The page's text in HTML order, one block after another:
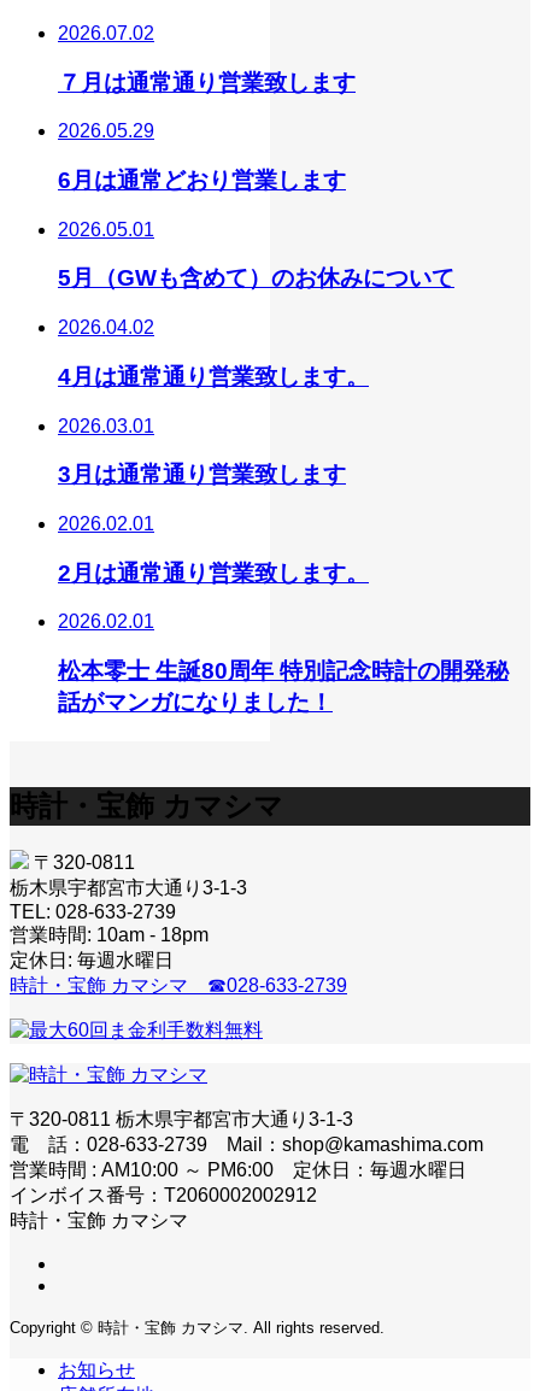
2026.07.02
７月は通常通り営業致します
2026.05.29
6月は通常どおり営業します
2026.05.01
5月（GWも含めて）のお休みについて
2026.04.02
4月は通常通り営業致します。
2026.03.01
3月は通常通り営業致します
2026.02.01
2月は通常通り営業致します。
2026.02.01
松本零士 生誕80周年 特別記念時計の開発秘
話がマンガになりました！
時計・宝飾 カマシマ
〒320-0811
栃木県宇都宮市大通り3-1-3
TEL: 028-633-2739
営業時間: 10am - 18pm
定休日: 毎週水曜日
時計・宝飾 カマシマ ☎028-633-2739
〒320-0811 栃木県宇都宮市大通り3-1-3
電 話：028-633-2739 Mail：shop@kamashima.com
営業時間 : AM10:00 ～ PM6:00 定休日：毎週水曜日
インボイス番号：T2060002002912
時計・宝飾 カマシマ
Copyright © 時計・宝飾 カマシマ. All rights reserved.
お知らせ